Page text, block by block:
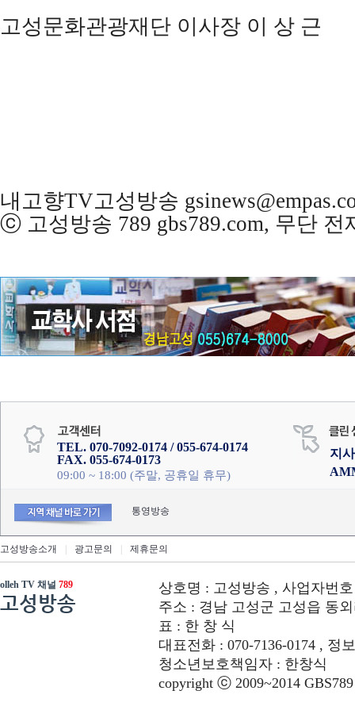
고성문화관광재단 이사장 이 상 근
내고향TV고성방송
ⓒ 고성방송 789 gbs789.com, 무단 전
TEL. 070-7092-0174 / 055-674-0174
FAX. 055-674-0173
09:00 ~ 18:00 (주말, 공휴일 휴무)
지
통영방송
고성방송소개 광고문의 제휴문의
olleh TV 채널 789
고성방송
상호명 : 고성방송 , 사업자번호
주소 : 경남 고성군 고성읍 동외
표 : 한 창 식
대표전화 : 070-7136-0174 , 정
청소년보호책임자 : 한창식
copyright ⓒ 2009~2014